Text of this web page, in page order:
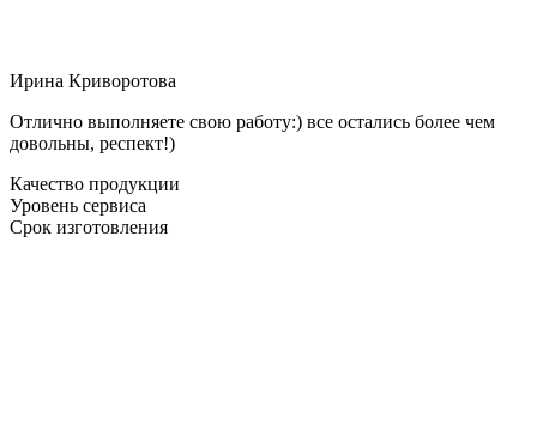
Ирина Криворотова
Отлично выполняете свою работу:) все остались более чем
довольны, респект!)
Качество продукции
Уровень сервиса
Срок изготовления